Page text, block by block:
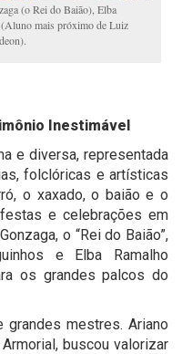
(o Rei do Baião), Elba
mais próximo de Luiz
Inestimável
e diversa, representada
folclóricas e artísticas
o xaxado, o baião e o
e celebrações em
o “Rei do Baião”,
e Elba Ramalho
os grandes palcos do
grandes mestres. Ariano
buscou valorizar